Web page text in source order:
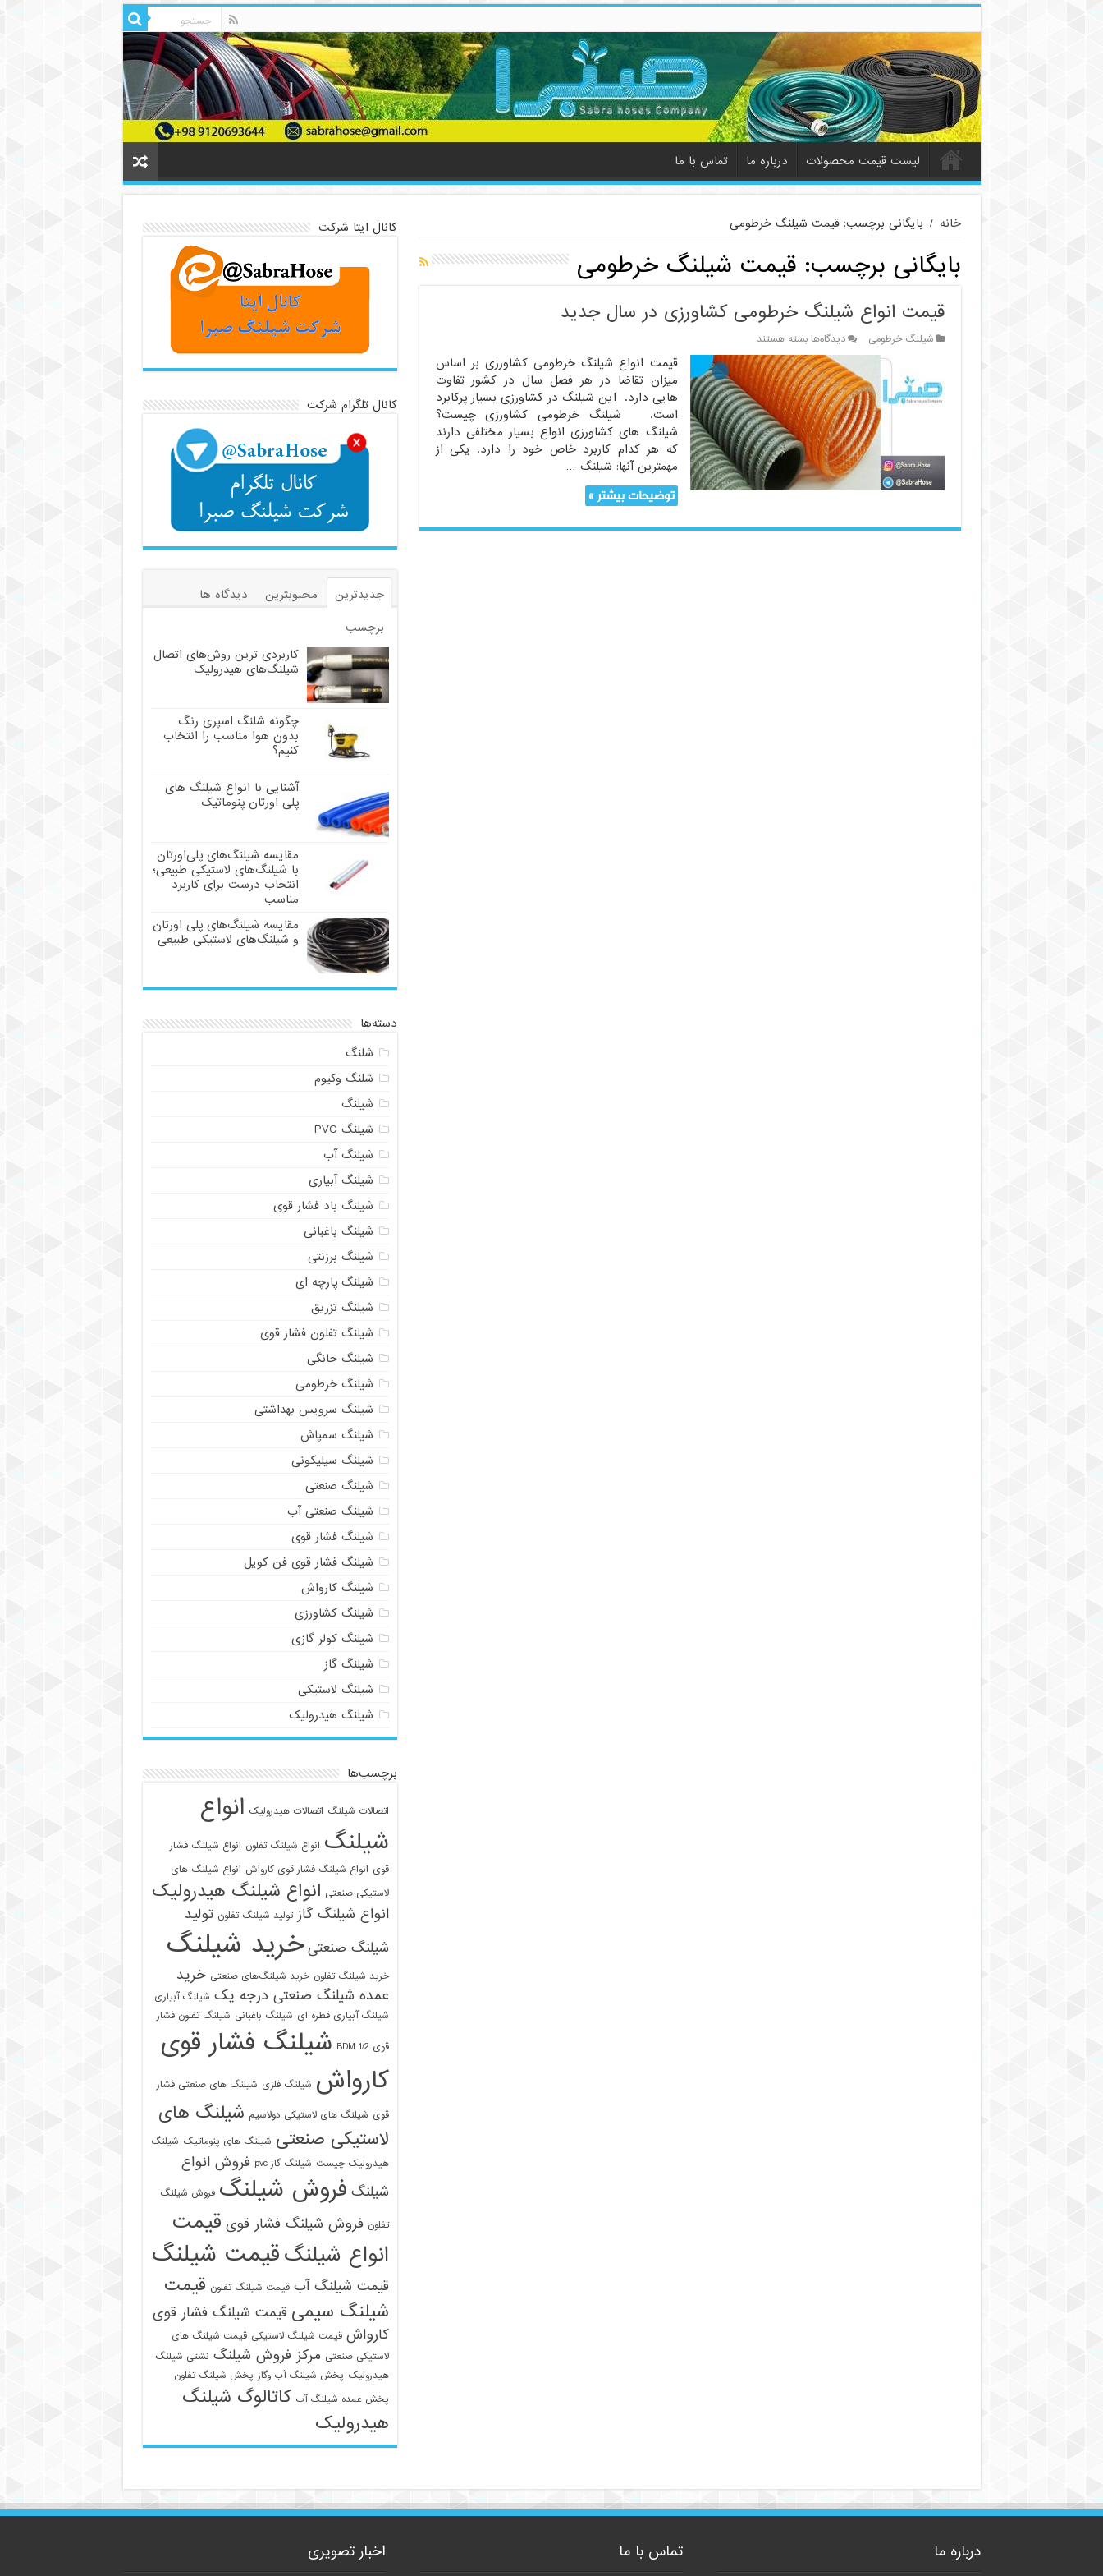
لیست قیمت محصولات درباره ما تماس با ما
خانه / بایگانی برچسب: قیمت شیلنگ خرطومی
بایگانی برچسب:قیمت شیلنگ خرطومی
قیمت انواع شیلنگ خرطومی کشاورزی در سال جدید
شیلنگ خرطومی دیدگاه‌هابرای
قیمت
انواع
شیلنگ
خرطومی
کشاورزی
در
سال
جدید
بسته هستند
قیمت انواع شیلنگ خرطومی کشاورزی بر اساس
میزان تقاضا در هر فصل سال در کشور تفاوت
هایی دارد. این شیلنگ در کشاورزی بسیار پرکابرد
است. شیلنگ خرطومی کشاورزی چیست؟
شیلنگ های کشاورزی انواع بسیار مختلفی دارند
که هر کدام کاربرد خاص خود را دارد. یکی از
مهمترین آنها: شیلنگ …
توضیحات بیشتر »
کانال ایتا شرکت
کانال تلگرام شرکت
جدیدترین محبوبترین
دیدگاه ها
برچسب
کاربردی ترین روش‌های اتصال
شیلنگ‌های هیدرولیک
چگونه شلنگ اسپری رنگ
بدون هوا مناسب را انتخاب
کنیم؟
آشنایی با انواع شیلنگ های
پلی اورتان پنوماتیک
مقایسه شیلنگ‌های پلی‌اورتان
با شیلنگ‌های لاستیکی طبیعی؛
انتخاب درست برای کاربرد
مناسب
مقایسه شیلنگ‌های پلی اورتان
و شیلنگ‌های لاستیکی طبیعی
دسته‌ها
شلنگ
شلنگ وکیوم
شیلنگ
شیلنگ PVC
شیلنگ آب
شیلنگ آبیاری
شیلنگ باد فشار قوی
شیلنگ باغبانی
شیلنگ برزنتی
شیلنگ پارچه‌ ای
شیلنگ تزریق
شیلنگ تفلون فشار قوی
شیلنگ خانگی
شیلنگ خرطومی
شیلنگ سرویس بهداشتی
شیلنگ سمپاش
شیلنگ سیلیکونی
شیلنگ صنعتی
شیلنگ صنعتی آب
شیلنگ فشار قوی
شیلنگ فشار قوی فن کویل
شیلنگ کارواش
شیلنگ کشاورزی
شیلنگ کولر گازی
شیلنگ گاز
شیلنگ لاستیکی
شیلنگ هیدرولیک
برچسب‌ها
اتصالات شیلنگ اتصالات هیدرولیک انواع
شیلنگ انواع شیلنگ تفلون انواع شیلنگ فشار
قوی انواع شیلنگ فشار قوی کارواش انواع شیلنگ های
لاستیکی صنعتی انواع شیلنگ هیدرولیک
انواع شیلنگ گاز تولید شیلنگ تفلون تولید
شیلنگ صنعتی خرید شیلنگ
خرید شیلنگ تفلون خرید شیلنگ‌های صنعتی خرید
عمده شیلنگ صنعتی درجه یک شیلنگ آبیاری
شیلنگ آبیاری قطره ای شیلنگ باغبانی شیلنگ تفلون فشار
قوی 1/2 BDM
شیلنگ فشار قوی
کارواش شیلنگ فلزی شیلنگ های صنعتی فشار
قوی شیلنگ های لاستیکی دولاسیم شیلنگ های
لاستیکی صنعتی شیلنگ های پنوماتیک شیلنگ
هیدرولیک چیست شیلنگ گاز pvc
فروش انواع
شیلنگ فروش شیلنگ فروش شیلنگ
تفلون فروش شیلنگ فشار قوی قیمت
انواع شیلنگقیمت شیلنگ
قیمت شیلنگ آب قیمت شیلنگ تفلون قیمت
شیلنگ سیمی قیمت شیلنگ فشار قوی
کارواش قیمت شیلنگ لاستیکی قیمت شیلنگ های
لاستیکی صنعتی مرکز فروش شیلنگ نشتی شیلنگ
هیدرولیک پخش شیلنگ آب وگاز پخش شیلنگ تفلون
پخش عمده شیلنگ آب کاتالوگ شیلنگ
هیدرولیک
درباره ما تماس با ما اخبار تصویری